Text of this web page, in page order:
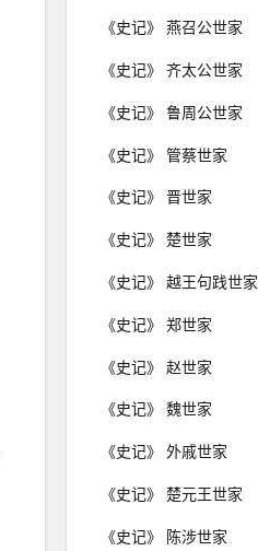
《史记》 燕召公世家
《史记》 齐太公世家
《史记》 鲁周公世家
《史记》 管蔡世家
《史记》 晋世家
《史记》 楚世家
《史记》 越王句践世家
《史记》 郑世家
《史记》 赵世家
《史记》 魏世家
《史记》 外戚世家
《史记》 楚元王世家
《史记》 陈涉世家